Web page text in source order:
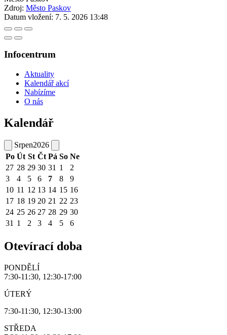
Zdroj: Město Paskov
Datum vložení: 7. 5. 2026 13:48
Infocentrum
Aktuality
Kalendář akcí
Nabízíme
O nás
Kalendář
Srpen2026
Po Út St Čt Pá So Ne
27 28 29 30 31 1
2
3
4 5 6 7 8
9
10 11 12 13 14 15 16
17 18 19 20 21 22 23
24 25 26 27 28 29 30
31 1 2 3 4 5 6
Otevírací doba
PONDĚLÍ
7:30-11:30, 12:30-17:00
ÚTERÝ
7:30-11:30, 12:30-13:00
STŘEDA